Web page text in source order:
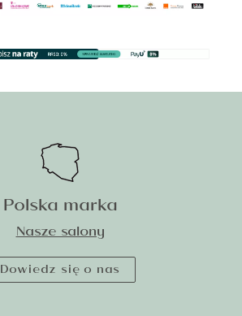
Polska marka
Nasze salony
Dowiedz się o nas